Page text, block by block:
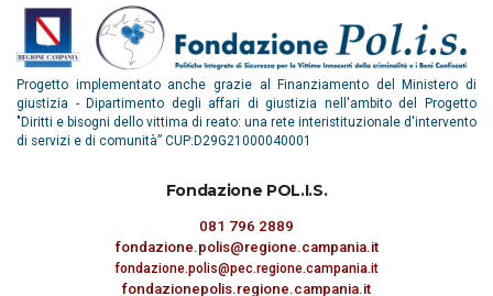
Progetto implementato anche grazie al Finanziamento del Ministero di
giustizia - Dipartimento degli affari di giustizia nell'ambito del Progetto
"Diritti e bisogni dello vittima di reato: una rete interistituzionale d'intervento
di servizi e di comunità” CUP:D29G21000040001
Fondazione POL.I.S.
081 796 2889
fondazione.polis@regione.campania.it
fondazione.polis@pec.regione.campania.it
fondazionepolis.regione.campania.it